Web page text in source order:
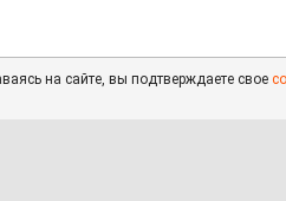
на сайте, вы подтверждаете свое